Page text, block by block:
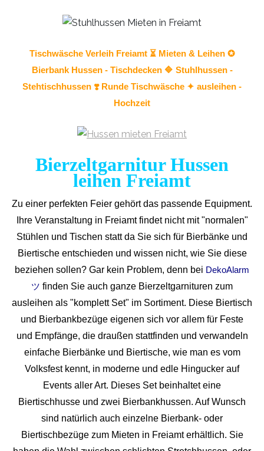
Tischwäsche Verleih Freiamt ⏳ Mieten & Leihen ✪
Bierbank Hussen - Tischdecken 🔷 Stuhlhussen -
Stehtischhussen ❣️ Runde Tischwäsche ✦ ausleihen -
Hochzeit
Bierzeltgarnitur Hussen
leihen Freiamt
Zu einer perfekten Feier gehört das passende Equipment.
Ihre Veranstaltung in Freiamt findet nicht mit "normalen"
Stühlen und Tischen statt da Sie sich für Bierbänke und
Biertische entschieden und wissen nicht, wie Sie diese
beziehen sollen? Gar kein Problem, denn bei DekoAlarm
ツ finden Sie auch ganze Bierzeltgarnituren zum
ausleihen als "komplett Set" im Sortiment. Diese Biertisch
und Bierbankbezüge eigenen sich vor allem für Feste
und Empfänge, die draußen stattfinden und verwandeln
einfache Bierbänke und Biertische, wie man es vom
Volksfest kennt, in moderne und edle Hingucker auf
Events aller Art. Dieses Set beinhaltet eine
Biertischhusse und zwei Bierbankhussen. Auf Wunsch
sind natürlich auch einzelne Bierbank- oder
Biertischbezüge zum Mieten in Freiamt erhältlich. Sie